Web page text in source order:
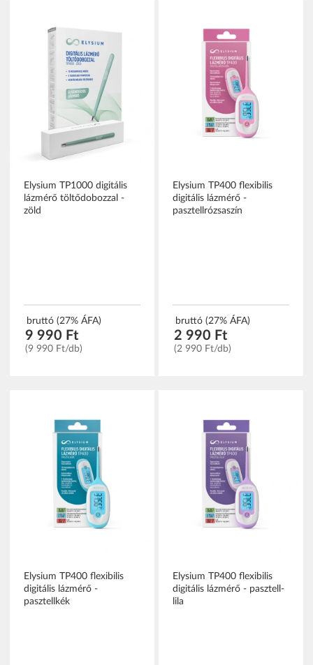
Elysium TP1000 digitális
lázmérő töltődobozzal -
zöld
bruttó (27% ÁFA)
9 990 Ft
(9 990 Ft/db)
Elysium TP400 flexibilis
digitális lázmérő -
pasztellrózsaszín
bruttó (27% ÁFA)
2 990 Ft
(2 990 Ft/db)
Elysium TP400 flexibilis
digitális lázmérő -
pasztellkék
Elysium TP400 flexibilis
digitális lázmérő - pasztell-
lila